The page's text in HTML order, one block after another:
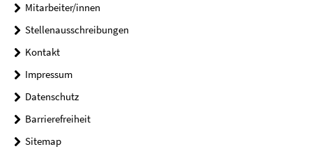
Mitarbeiter/innen
Stellenausschreibungen
Kontakt
Impressum
Datenschutz
Barrierefreiheit
Sitemap